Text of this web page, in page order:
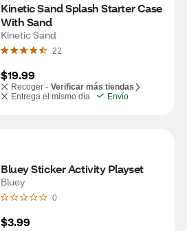
Kinetic Sand Splash Starter Case
With Sand
Kinetic Sand
22
$19.99
Recoger - Verificar más tiendas
Entrega el mismo día
Envío
Bluey Sticker Activity Playset
Bluey
0
$3.99